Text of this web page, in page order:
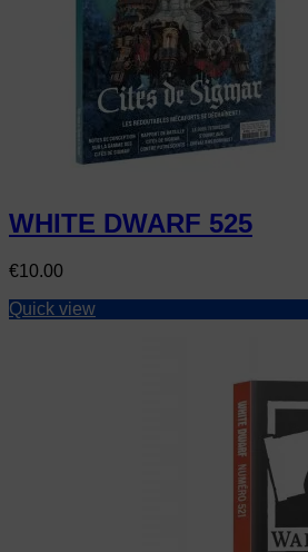
WHITE DWARF 525
Price
€10.00
Quick view